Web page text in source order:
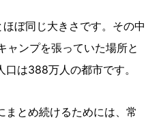
ぼ同じ大きさです。その中
ャンプを張っていた場所と
は388万人の都市です。
まとめ続けるためには、常